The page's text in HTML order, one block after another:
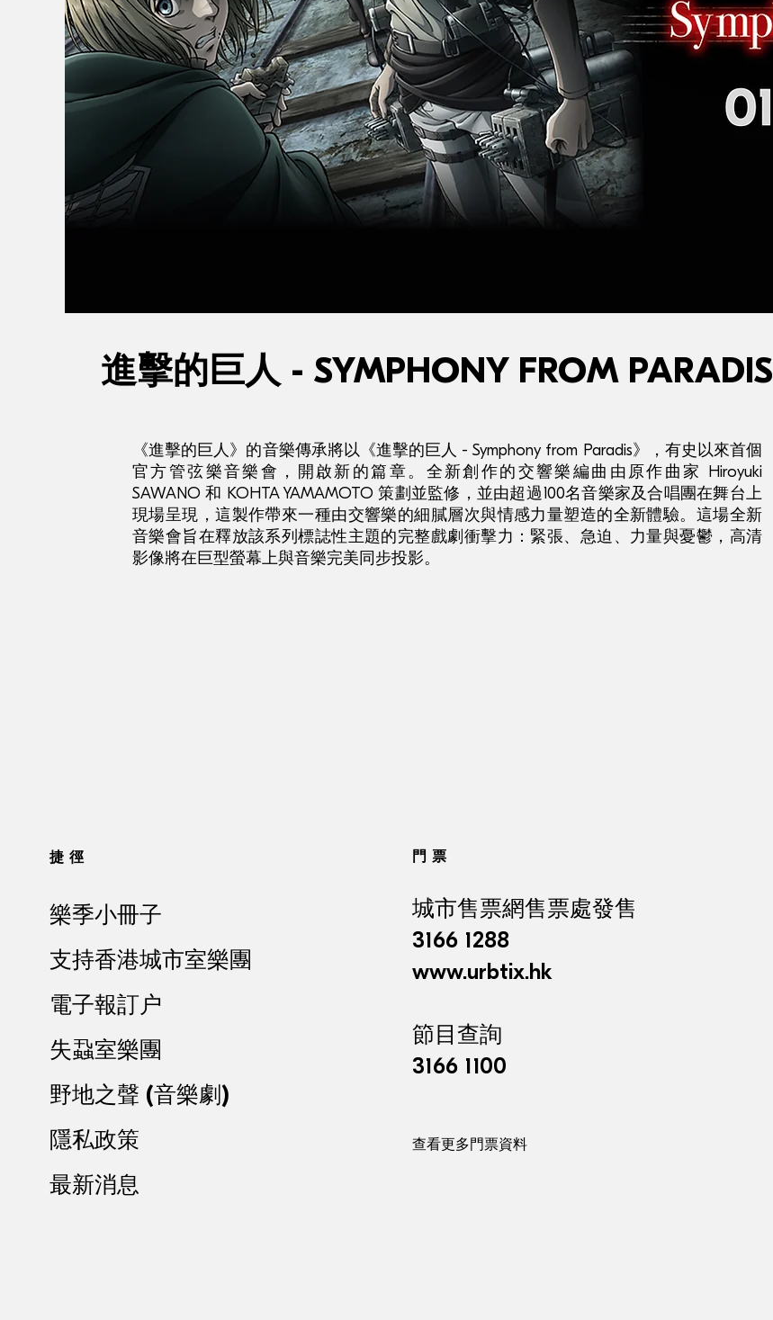
進擊的巨人 - SYMPHONY FROM PARADIS
《進擊的巨人》的音樂傳承將以《進擊的巨人 - Symphony from Paradis》，有史以來首個
官方管弦樂音樂會，開啟新的篇章。全新創作的交響樂編曲由原作曲家 Hiroyuki
SAWANO 和 KOHTA YAMAMOTO 策劃並監修，並由超過100名音樂家及合唱團在舞台上
現場呈現，這製作帶來一種由交響樂的細膩層次與情感力量塑造的全新體驗。這場全新
音樂會旨在釋放該系列標誌性主題的完整戲劇衝擊力：緊張、急迫、力量與憂鬱，高清
影像將在巨型螢幕上與音樂完美同步投影。
捷徑
樂季小冊子
支持香港城市室樂團
電子報訂户
失蝨室樂團
野地之聲 (音樂劇)
隱私政策
最新消息
門票
城市售票網售票處發售
3166 1288
www.urbtix.hk
節目查詢
3166 1100
查看更多門票資料